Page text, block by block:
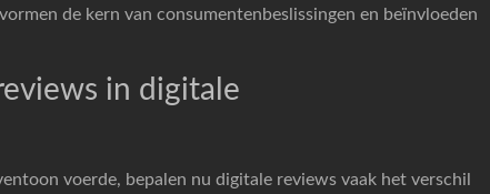
de kern van consumentenbeslissingen en beïnvloeden
in digitale
voerde, bepalen nu digitale reviews vaak het verschil